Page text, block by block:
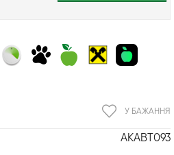
AKABT093
У БАЖАННЯ